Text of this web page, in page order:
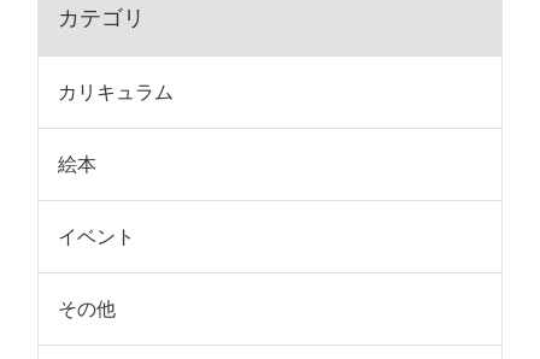
カテゴリ
カリキュラム
絵本
イベント
その他